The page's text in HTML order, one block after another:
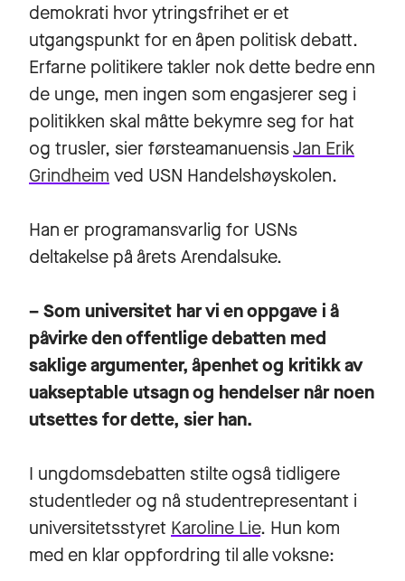
demokrati hvor ytringsfrihet er et
utgangspunkt for en åpen politisk debatt.
Erfarne politikere takler nok dette bedre enn
de unge, men ingen som engasjerer seg i
politikken skal måtte bekymre seg for hat
og trusler, sier førsteamanuensisJan Erik
Grindheim ved USN Handelshøyskolen.
Han er programansvarlig for USNs
deltakelse på årets Arendalsuke.
– Som universitet har vi en oppgave i å
påvirke den offentlige debatten med
saklige argumenter, åpenhet og kritikk av
uakseptable utsagn og hendelser når noen
utsettes for dette, sier han.
I ungdomsdebatten stilte også tidligere
studentleder og nå studentrepresentant i
universitetsstyret Karoline Lie. Hun kom
med en klar oppfordring til alle voksne: